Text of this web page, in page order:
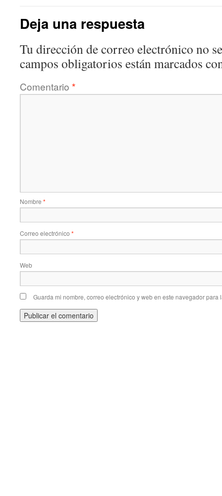
Deja una respuesta
Tu dirección de correo electrónico no
campos obligatorios están marcados
Comentario *
Nombre *
Correo electrónico *
Web
Guarda mi nombre, correo electrónico y web en este navegador para